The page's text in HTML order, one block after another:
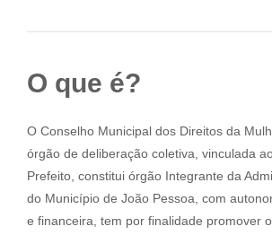
O que é?
O Conselho Municipal dos Direitos da
órgão de deliberação coletiva, vinculada
Prefeito, constitui órgão Integrante da
do Município de João Pessoa, com
e financeira, tem por finalidade promover